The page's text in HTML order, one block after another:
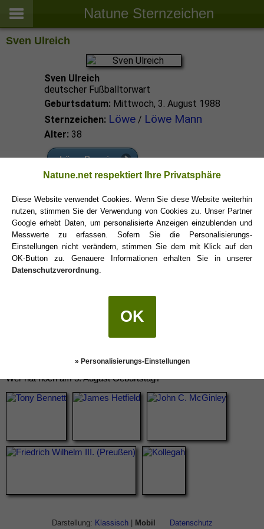
Natune Sternzeichen
Sven Ulreich
Sven Ulreich
deutscher Fußballtorwart
Geburtsdatum: Mittwoch, 3. August 1988
Sternzeichen: Löwe/ Löwe Mann
Alter: 38
Löwe Promis
Löwe Sternzeichen
Wer hat noch am 3. August Geburtstag?
Darstellung: Klassisch| Mobil Datenschutz
Natune.net respektiert Ihre Privatsphäre
Diese Website verwendet Cookies. Wenn Sie diese Website weiterhin
nutzen, stimmen Sie der Verwendung von Cookies zu. Unser Partner
Google erhebt Daten, um personalisierte Anzeigen einzublenden und
Messwerte zu erfassen. Sofern Sie die Personalisierungs-
Einstellungen nicht verändern, stimmen Sie dem mit Klick auf den
OK-Button zu. Genauere Informationen erhalten Sie in unserer
Datenschutzverordnung
OK
» Personalisierungs-Einstellungen